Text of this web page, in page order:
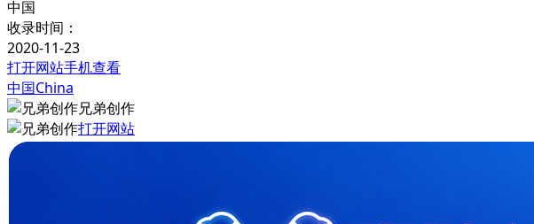
中国
收录时间：
2020-11-23
打开网站手机查看
中国China
兄弟创作
打开网站